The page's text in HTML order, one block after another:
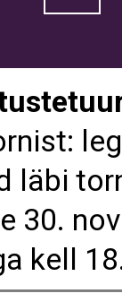
läbi
30.
kell